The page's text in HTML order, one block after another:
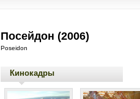
Посейдон (2006)
Poseidon
Кинокадры